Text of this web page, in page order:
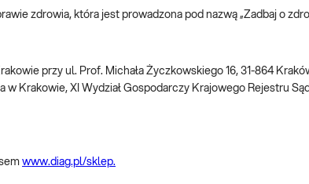
zdrowia, która jest prowadzona pod nazwą „Zadbaj o
przy ul. Prof. Michała Życzkowskiego 16, 31-864
Krakowie, XI Wydział Gospodarczy Krajowego Rejestru
www.diag.pl/sklep.